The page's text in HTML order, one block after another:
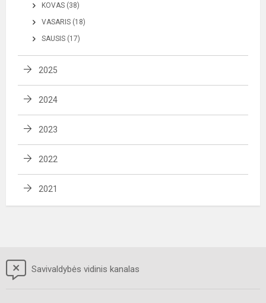
KOVAS (38)
VASARIS (18)
SAUSIS (17)
2025
2024
2023
2022
2021
Savivaldybės vidinis kanalas